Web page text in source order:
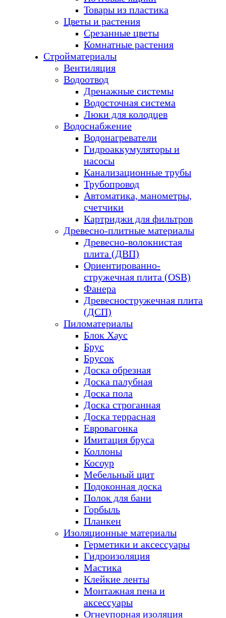
Товары из пластика
Цветы и растения
Срезанные цветы
Комнатные растения
Стройматериалы
Вентиляция
Водоотвод
Дренажные системы
Водосточная система
Люки для колодцев
Водоснабжение
Водонагреватели
Гидроаккумуляторы и
насосы
Канализационные трубы
Трубопровод
Автоматика, манометры,
счетчики
Картриджи для фильтров
Древесно-плитные материалы
Древесно-волокнистая
плита (ДВП)
Ориентированно-
стружечная плита (OSB)
Фанера
Древесностружечная плита
(ДСП)
Пиломатериалы
Блок Хаус
Брус
Брусок
Доска обрезная
Доска палубная
Доска пола
Доска строганная
Доска террасная
Евровагонка
Имитация бруса
Коллоны
Косоур
Мебельный щит
Подоконная доска
Полок для бани
Горбыль
Планкен
Изоляционные материалы
Герметики и аксессуары
Гидроизоляция
Мастика
Клейкие ленты
Монтажная пена и
аксессуары
Огнеупорная изоляция